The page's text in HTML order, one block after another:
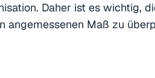
Daher ist es wichtig,
angemessenen Maß zu